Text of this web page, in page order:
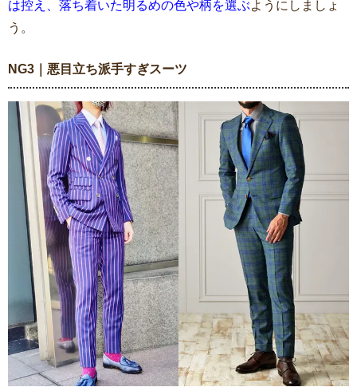
は控え、落ち着いた明るめの色や柄を選ぶようにしましょ
う。
NG3｜悪目立ち派手すぎスーツ